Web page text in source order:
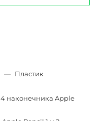
— Пластик
4 наконечника Apple